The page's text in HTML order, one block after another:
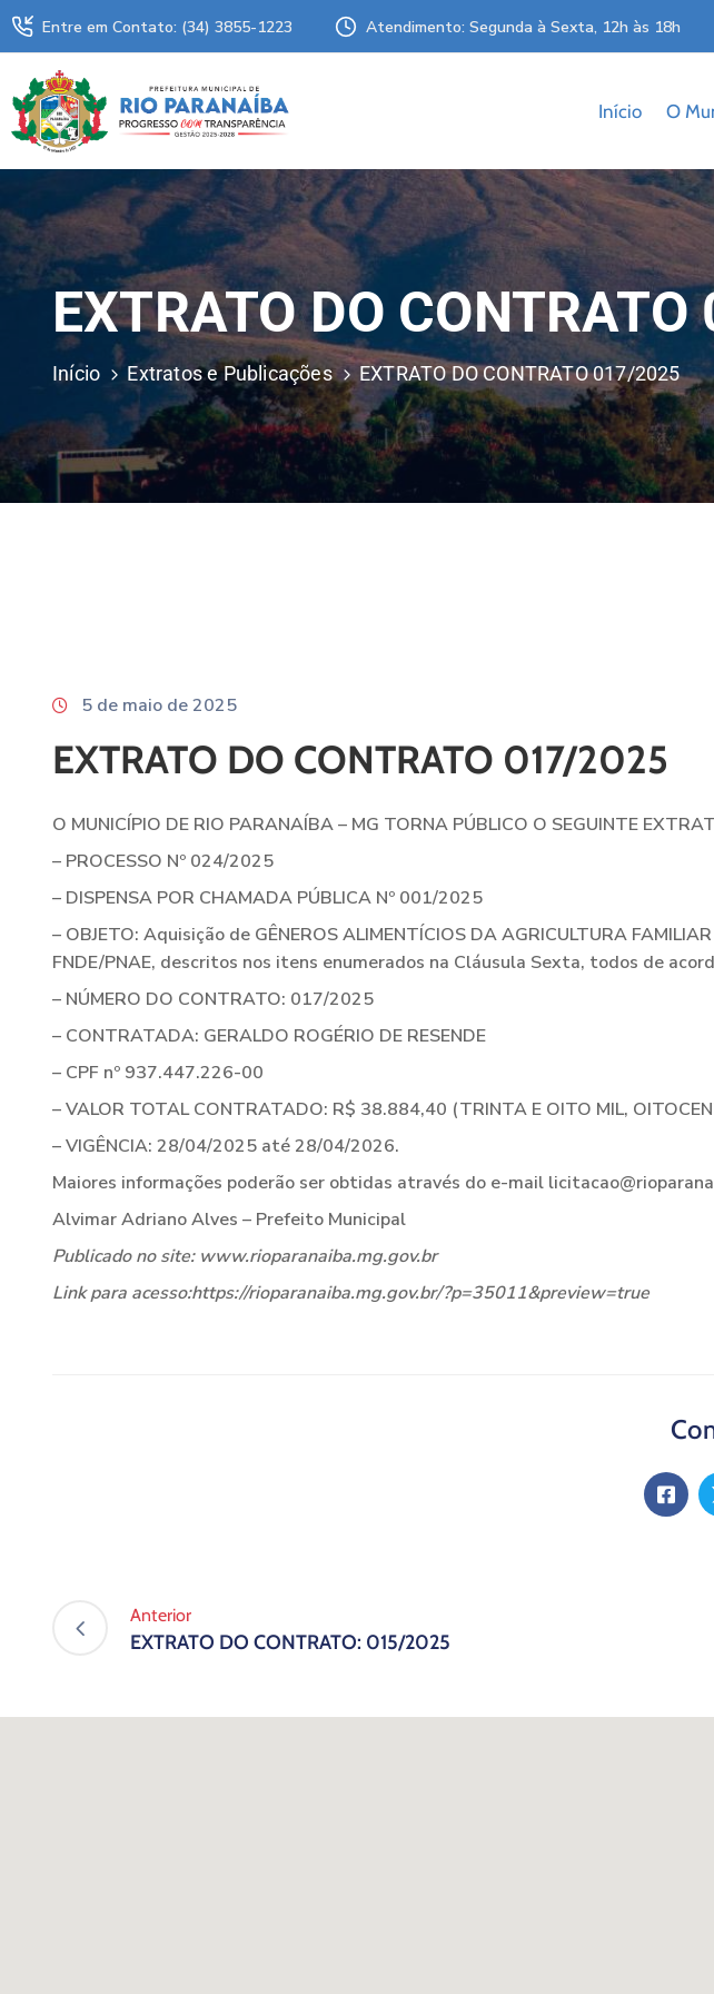
Entre em Contato: (34) 3855-1223 Atendimento: Segunda à Sexta, 12h às 18h
Início O
EXTRATO DO
Início Extratos e Publicações EXTRATO DO CONTRATO 017/2025
5 de maio de 2025
EXTRATO DO CONTRATO 017/2025
O MUNICÍPIO DE RIO PARANAÍBA – MG TORNA PÚBLICO O SEGUINTE
– PROCESSO Nº 024/2025
– DISPENSA POR CHAMADA PÚBLICA Nº 001/2025
– OBJETO: Aquisição de GÊNEROS ALIMENTÍCIOS DA AGRICULTURA
FNDE/PNAE, descritos nos itens enumerados na Cláusula Sexta, todos de
– NÚMERO DO CONTRATO: 017/2025
– CONTRATADA: GERALDO ROGÉRIO DE RESENDE
– CPF nº 937.447.226-00
– VALOR TOTAL CONTRATADO: R$ 38.884,40 (TRINTA E OITO MIL,
– VIGÊNCIA: 28/04/2025 até 28/04/2026.
Maiores informações poderão ser obtidas através do e-mail
Alvimar Adriano Alves – Prefeito Municipal
Publicado no site: www.rioparanaiba.mg.gov.br
Link para acesso:https://rioparanaiba.mg.gov.br/?p=35011&preview=true
Anterior
EXTRATO DO CONTRATO: 015/2025